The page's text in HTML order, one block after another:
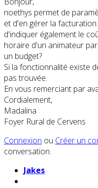
noethys permet de
et d'en gérer la
d'indiquer également le
horaire d'un animateur
un budget?
Si la fonctionnalité existe
pas trouvée.
En vous remerciant par
Cordialement,
Madalina
Foyer Rural de Cervens
Connexion ou Créer un
conversation.
Jakes